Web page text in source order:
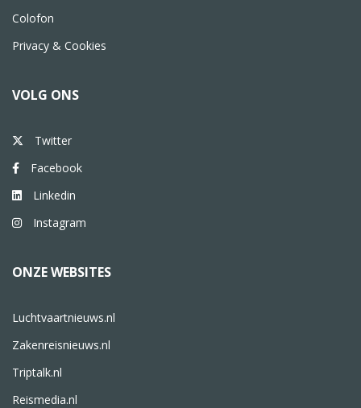
Colofon
Privacy & Cookies
VOLG ONS
Twitter
Facebook
Linkedin
Instagram
ONZE WEBSITES
Luchtvaartnieuws.nl
Zakenreisnieuws.nl
Triptalk.nl
Reismedia.nl